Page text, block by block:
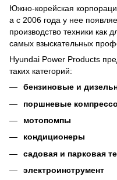
Южно-корейская
а с 2006 года у нее
производство техники как
самых взыскательных
Hyundai Power Products
таких категорий:
бензиновые и
поршневые
мотопомпы
кондиционеры
садовая и парковая
электроинструмент